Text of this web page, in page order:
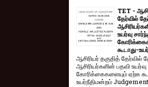
TET -
தேர்வில்
உயர்வு
கூடாது-
ஆசிரியர் தகுதித் தேர்வில்
ஆசிரியர்களின் பதவி
கோரிக்கைகளையும் ஏற்க
உயர்நீதிமன்றம்